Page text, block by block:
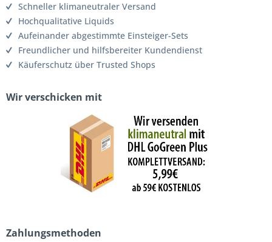
Schneller klimaneutraler Versand
Hochqualitative Liquids
Aufeinander abgestimmte Einsteiger-Sets
Freundlicher und hilfsbereiter Kundendienst
Käuferschutz über Trusted Shops
Wir verschicken mit
Zahlungsmethoden